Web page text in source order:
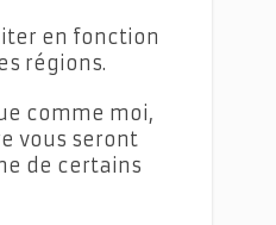
en fonction
régions.
comme moi,
vous seront
de certains